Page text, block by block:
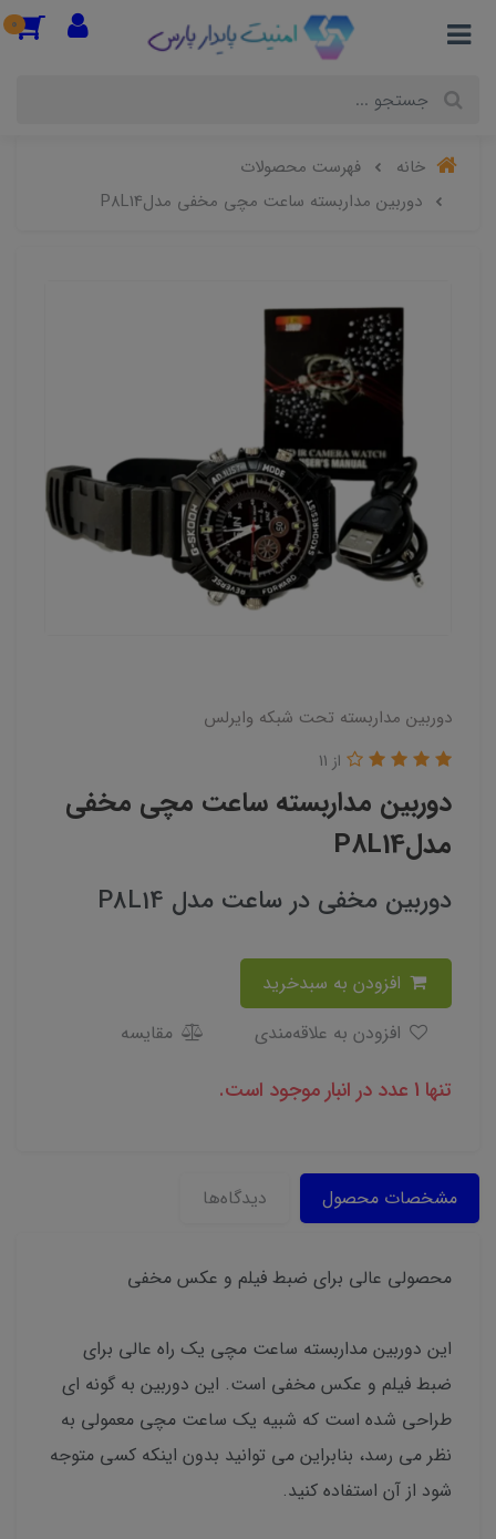
0
خانه
فهرست محصولات
دوربین مداربسته ساعت مچی مخفی مدلP8L14
دوربین مداربسته تحت شبکه وایرلس
دوربین مداربسته ساعت مچی مخفی
مدلP8L14
از 11
دوربین مخفی در ساعت مدل P8L14
مقایسه
تنها 1 عدد در انبار موجود است.
مشخصات محصول دیدگاه‌ها
محصولی عالی برای ضبط فیلم و عکس مخفی
این دوربین مداربسته ساعت مچی یک راه عالی برای
ضبط فیلم و عکس مخفی است. این دوربین به گونه ای
طراحی شده است که شبیه یک ساعت مچی معمولی به
نظر می رسد، بنابراین می توانید بدون اینکه کسی متوجه
شود از آن استفاده کنید.